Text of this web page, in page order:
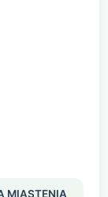
MIASTENIA